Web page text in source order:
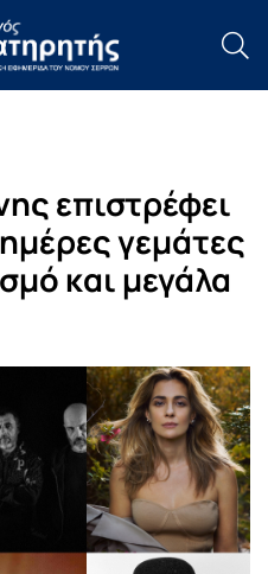
επιστρέφει
γεμάτες
και μεγάλα